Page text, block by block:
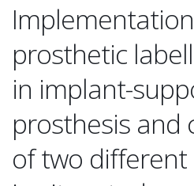
prosthetic
in implant-
prosthesis and
of two